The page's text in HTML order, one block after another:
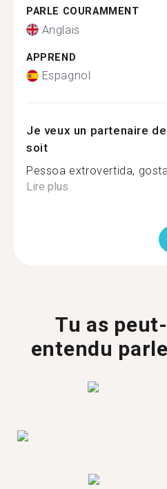
PARLE COURAMMENT
Anglais
APPREND
Espagnol
Je veux un partenaire
soit
Pessoa extrovertida,
Lire plus
Tu as
entendu